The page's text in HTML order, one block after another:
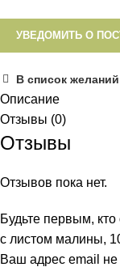
УВЕДОМИТЬ О
В список желаний
Описание
Отзывы (0)
Отзывы
Отзывов пока нет.
Будьте первым,
с листом малины,
Ваш адрес email не